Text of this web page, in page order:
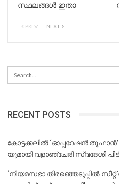
സ്ഥലങ്ങള്‍ ഇതാ
PREV NEXT
RECENT POSTS
കോട്ടക്കലിൽ ‘ഓപ്പറേഷൻ
യുമായി വളാഞ്ചേരി സ്വദേശി
‘നിയമസഭാ തിരഞ്ഞെടുപ്പിൽ